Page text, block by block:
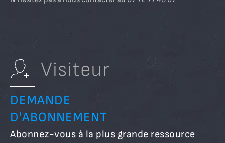
Visiteur
DEMANDE
D'ABONNEMENT
Abonnez-vous à la plus grande ressource